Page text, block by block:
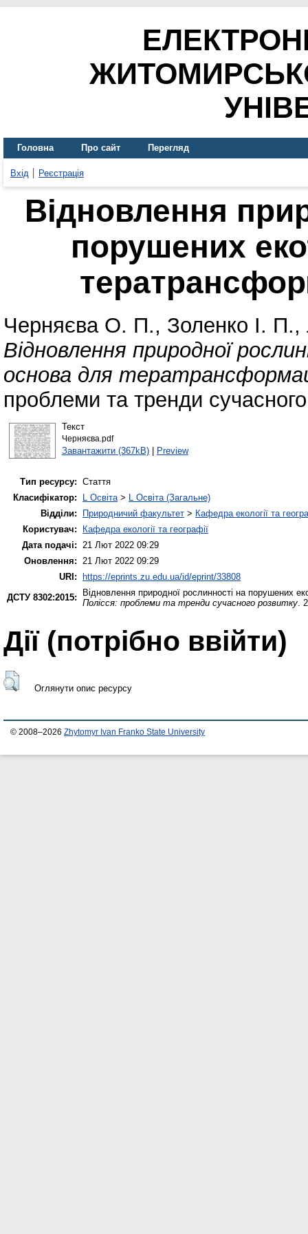
Головна Про сайт Перегляд
Вхід Реєстрація
Відновлення
порушених
Черняєва О. П., Золенко І. П.,
Відновлення природної
основа для
проблеми та тренди
Текст
Черняєва.pdf
Завантажити (367kB)| Preview
Тип ресурсу: Стаття
Класифікатор:
L Освіта> L Освіта (Загальне)
Відділи:
Природничий факультет > Кафедра екології та
Користувач:
Кафедра екології та географії
Дата подачі: 21 Лют 2022 09:29
Оновлення: 21 Лют 2022 09:29
URI:
https://eprints.zu.edu.ua/id/eprint/33808
ДСТУ 8302:2015:
Відновлення природної рослинності на порушених
Полісся: проблеми та тренди сучасного розвитку.
Дії ​​(потрібно ввійти)
Оглянути опис ресурсу
© 2008–2026 Zhytomyr Ivan Franko State University